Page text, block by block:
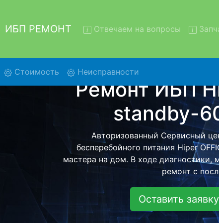
ИБП РЕМОНТ Отвечаем на вопросы
(current)Стоимость Неисправности
Ремонт ИБП
600ВА360Вт-3
Ремонт ИБП Hiper OFFICE-600-
и обратно - с помощью нашей
дальнейшего более детального
останется неизменно при
Оставить заявку